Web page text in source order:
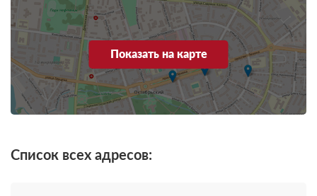
Показать на карте
Список всех адресов: